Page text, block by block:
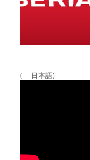
( 日本語)